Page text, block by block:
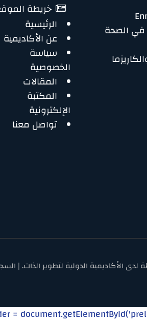
في الصحة
خريطة
الرئيسية
عن الأكاديمية
سياسة
الخصوصية
المقالات
المكتبة
الإلكترونية
تواصل معنا
لدى الأكاديمية الدولية لتطوير الذات. |
=